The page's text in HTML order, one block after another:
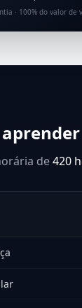
· 100% do valor de
de420